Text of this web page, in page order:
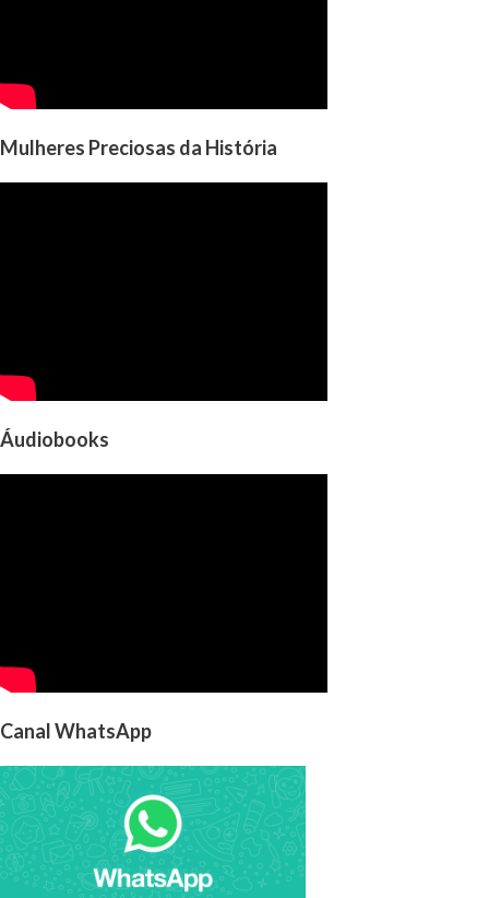
Mulheres Preciosas da História
Áudiobooks
Canal WhatsApp